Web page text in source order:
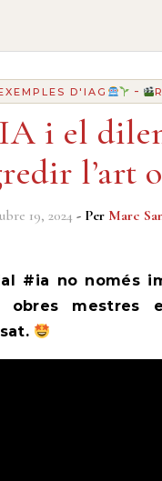
D'IAG -
i el
l’art
19, 2024 - Per Marc
obres mestres